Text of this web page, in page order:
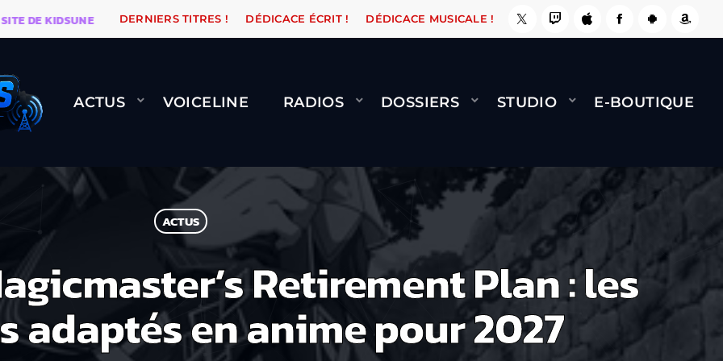
KIDSUNE WARÉTRO ORANGE ROAD QUI PASSE, ÇA LE FAIT ! NAMI BERNARD MINET - FLY
DERNIERS TITRES ! DÉDICACE ÉCRIT ! DÉDICACE MUSICALE !
ACTUS VOICELINE RADIOS DOSSIERS STUDIO E-BOUTIQUE
ACTUS
Retirement Plan : les
adaptés en anime pour 2027